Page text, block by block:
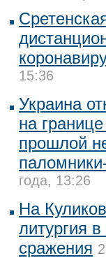
15:36
Украина
на
прошлой
года, 13:26
На
литургия
сражения